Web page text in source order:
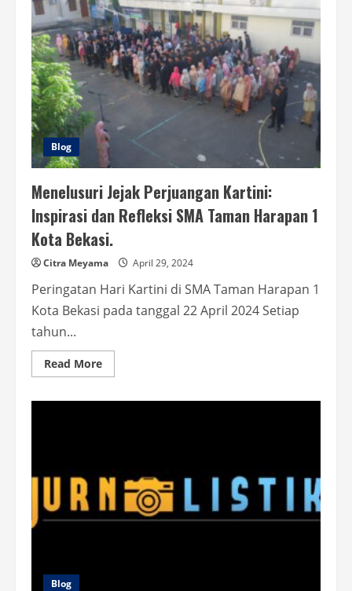
1:
1000
Takjil,
5
Lokasi,
Berbagi
Sesama
Blog
Menelusuri Jejak Perjuangan Kartini:
Inspirasi dan Refleksi SMA Taman Harapan 1
Kota Bekasi.
Citra Meyama April 29, 2024
Peringatan Hari Kartini di SMA Taman Harapan 1
Kota Bekasi pada tanggal 22 April 2024 Setiap
tahun...
Read MoreRead
more
SMA
Taman
Harapan
1
Kota
Blog